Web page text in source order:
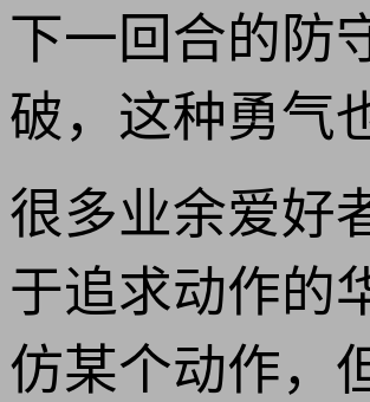
下一回合的防
破，这种勇气
很多业余爱好
于追求动作的
仿某个动作，